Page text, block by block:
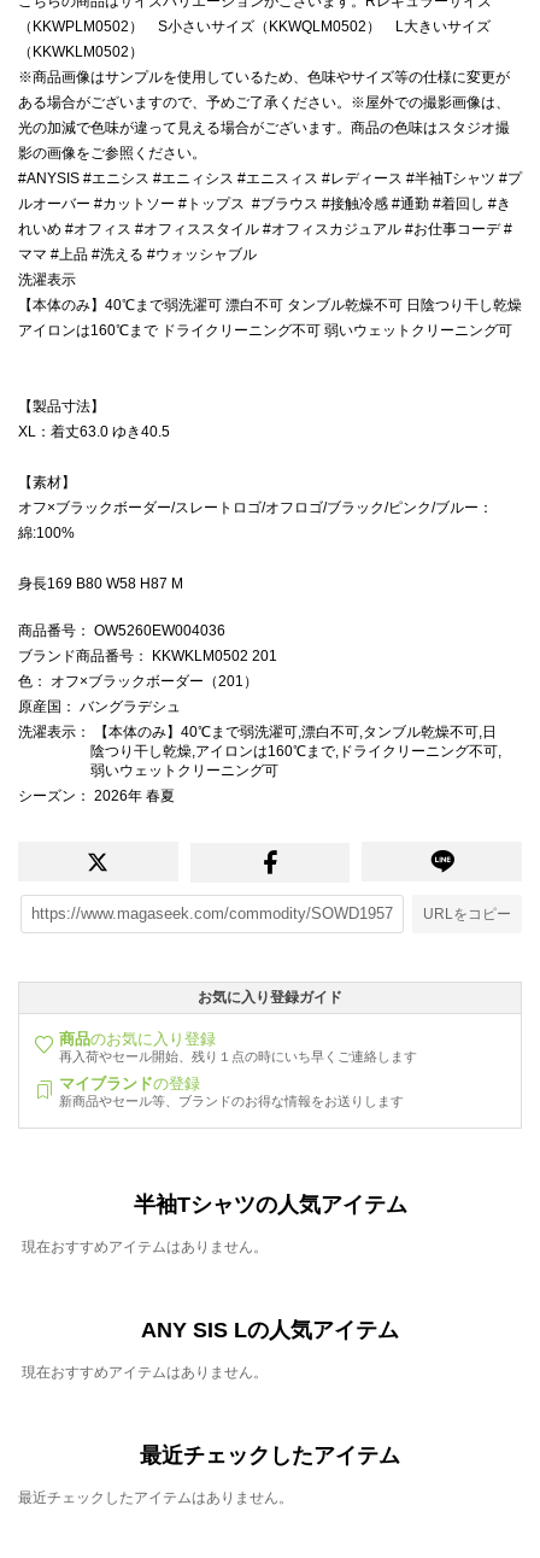
（KKWPLM0502） S小さいサイズ（KKWQLM0502） L大きいサイズ
（KKWKLM0502）
※商品画像はサンプルを使用しているため、色味やサイズ等の仕様に変更が
ある場合がございますので、予めご了承ください。※屋外での撮影画像は、
光の加減で色味が違って見える場合がございます。商品の色味はスタジオ撮
影の画像をご参照ください。
#ANYSIS #エニシス #エニィシス #エニスィス #レディース #半袖Tシャツ #プ
ルオーバー #カットソー #トップス #ブラウス #接触冷感 #通勤 #着回し #き
れいめ #オフィス #オフィススタイル #オフィスカジュアル #お仕事コーデ #
ママ #上品 #洗える #ウォッシャブル
洗濯表示
【本体のみ】40℃まで弱洗濯可 漂白不可 タンブル乾燥不可 日陰つり干し乾燥
アイロンは160℃まで ドライクリーニング不可 弱いウェットクリーニング可
【製品寸法】
XL：着丈63.0 ゆき40.5
【素材】
オフ×ブラックボーダー/スレートロゴ/オフロゴ/ブラック/ピンク/ブルー：
綿:100%
身長169 B80 W58 H87 M
商品番号 ： OW5260EW004036
ブランド商品番号 ： KKWKLM0502 201
色 ： オフ×ブラックボーダー（201）
原産国 ： バングラデシュ
洗濯表示 ： 【本体のみ】40℃まで弱洗濯可,漂白不可,タンブル乾燥不可,日
陰つり干し乾燥,アイロンは160℃まで,ドライクリーニング不可,
弱いウェットクリーニング可
シーズン ： 2026年 春夏
URLをコピー
お気に入り登録ガイド
商品のお気に入り登録
再入荷やセール開始、残り１点の時にいち早くご連絡します
マイブランドの登録
新商品やセール等、ブランドのお得な情報をお送りします
半袖Tシャツの人気アイテム
現在おすすめアイテムはありません。
ANY SIS Lの人気アイテム
現在おすすめアイテムはありません。
最近チェックしたアイテム
最近チェックしたアイテムはありません。